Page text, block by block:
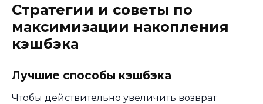
Стратегии и советы по
максимизации накопления
кэшбэка
Лучшие способы кэшбэка
Чтобы действительно увеличить возврат